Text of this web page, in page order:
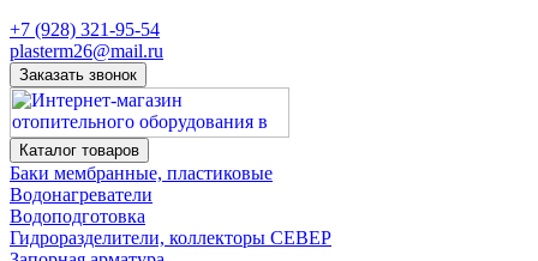
+7 (928) 321-95-54
plasterm26@mail.ru
Заказать звонок
Каталог товаров
Баки мембранные, пластиковые
Водонагреватели
Водоподготовка
Гидроразделители, коллекторы СЕВЕР